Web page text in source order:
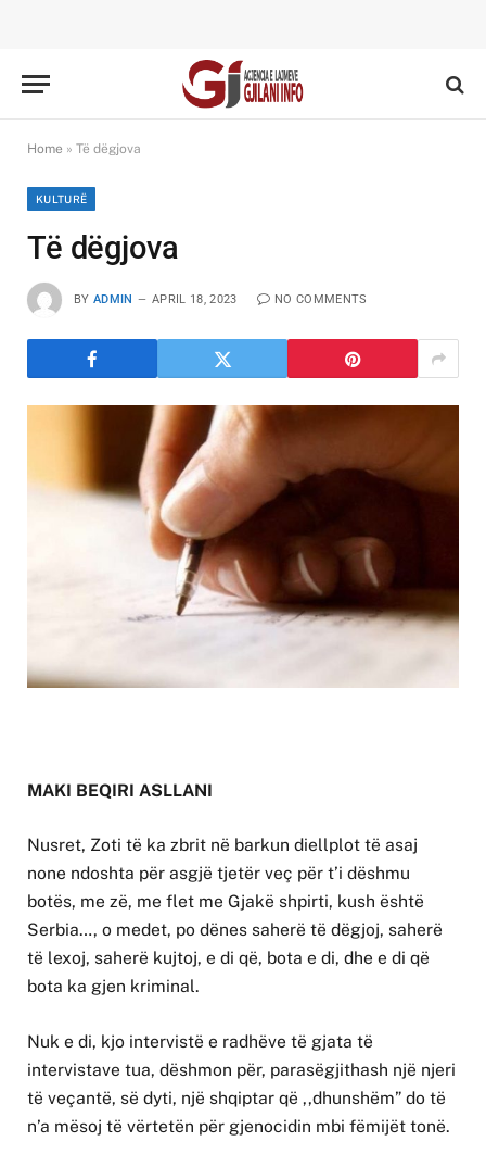
Home » Të dëgjova
KULTURË
Të dëgjova
BY ADMIN APRIL 18, 2023 NO COMMENTS
MAKI BEQIRI ASLLANI
Nusret, Zoti të ka zbrit në barkun diellplot të asaj
none ndoshta për asgjë tjetër veç për t’i dëshmu
botës, me zë, me flet me Gjakë shpirti, kush është
Serbia…, o medet, po dënes saherë të dëgjoj, saherë
të lexoj, saherë kujtoj, e di që, bota e di, dhe e di që
bota ka gjen kriminal.
Nuk e di, kjo intervistë e radhëve të gjata të
intervistave tua, dëshmon për, parasëgjithash një njeri
të veçantë, së dyti, një shqiptar që ,,dhunshëm” do të
n’a mësoj të vërtetën për gjenocidin mbi fëmijët tonë.